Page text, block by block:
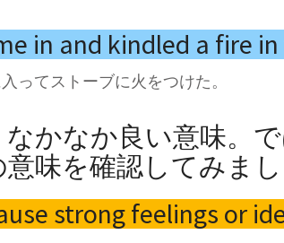
in and kindled a fire
ってストーブに火をつけた。
なかなか良い意味。
味を確認してみまし
strong feelings or